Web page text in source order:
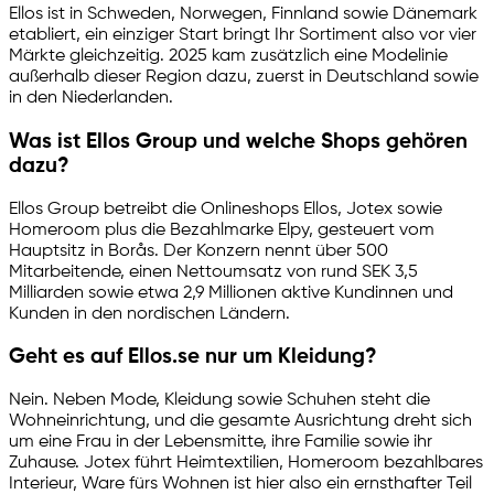
Ellos ist in Schweden, Norwegen, Finnland sowie Dänemark
etabliert, ein einziger Start bringt Ihr Sortiment also vor vier
Märkte gleichzeitig. 2025 kam zusätzlich eine Modelinie
außerhalb dieser Region dazu, zuerst in Deutschland sowie
in den Niederlanden.
Was ist Ellos Group und welche Shops gehören
dazu?
Ellos Group betreibt die Onlineshops Ellos, Jotex sowie
Homeroom plus die Bezahlmarke Elpy, gesteuert vom
Hauptsitz in Borås. Der Konzern nennt über 500
Mitarbeitende, einen Nettoumsatz von rund SEK 3,5
Milliarden sowie etwa 2,9 Millionen aktive Kundinnen und
Kunden in den nordischen Ländern.
Geht es auf Ellos.se nur um Kleidung?
Nein. Neben Mode, Kleidung sowie Schuhen steht die
Wohneinrichtung, und die gesamte Ausrichtung dreht sich
um eine Frau in der Lebensmitte, ihre Familie sowie ihr
Zuhause. Jotex führt Heimtextilien, Homeroom bezahlbares
Interieur, Ware fürs Wohnen ist hier also ein ernsthafter Teil